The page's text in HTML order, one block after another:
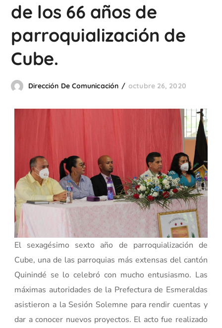
de los 66 años de
parroquialización de
Cube.
Dirección De Comunicación octubre 26, 2020
El sexagésimo sexto año de parroquialización de
Cube, una de las parroquias más extensas del cantón
Quinindé se lo celebró con mucho entusiasmo. Las
máximas autoridades de la Prefectura de Esmeraldas
asistieron a la Sesión Solemne para rendir cuentas y
dar a conocer nuevos proyectos. El acto fue realizado